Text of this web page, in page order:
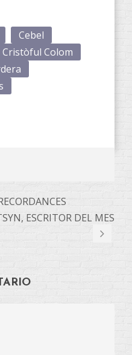
Cebel
Cristòful Colom
ESCRITOR DEL MES